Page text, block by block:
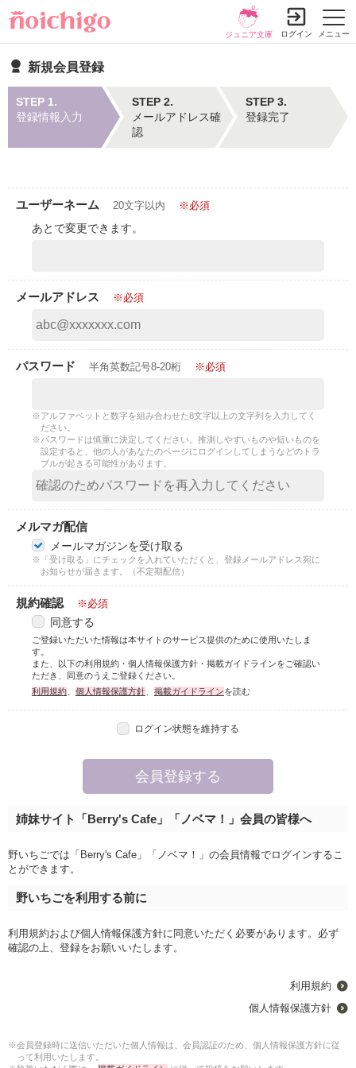
メニュー
ジュニア文庫 ログイン
新規会員登録
STEP 1.
登録情報入力
STEP 2.
メールアドレス確
認
STEP 3.
登録完了
ユーザーネーム 20文字以内 ※必須
あとで変更できます。
メールアドレス ※必須
パスワード 半角英数記号8-20桁 ※必須
※アルファベットと数字を組み合わせた8文字以上の文字列を入力してく
ださい。
※パスワードは慎重に決定してください。推測しやすいものや短いものを
設定すると、他の人があなたのページにログインしてしまうなどのトラ
ブルが起きる可能性があります。
メルマガ配信
メールマガジンを受け取る
※「受け取る」にチェックを入れていただくと、登録メールアドレス宛に
お知らせが届きます。（不定期配信）
規約確認 ※必須
同意する
ご登録いただいた情報は本サイトのサービス提供のために使用いたしま
す。
また、以下の利用規約・個人情報保護方針・掲載ガイドラインをご確認い
ただき、同意のうえご登録ください。
利用規約、 個人情報保護方針、 掲載ガイドラインを読む
ログイン状態を維持する
姉妹サイト「Berry's Cafe」「ノベマ！」会員の皆様へ
野いちごでは「Berry's Cafe」「ノベマ！」の会員情報でログインするこ
とができます。
野いちごを利用する前に
利用規約および個人情報保護方針に同意いただく必要があります。必ず
確認の上、登録をお願いいたします。
利用規約
個人情報保護方針
※会員登録時に送信いただいた個人情報は、会員認証のため、個人情報保護方針に従
って利用いたします。